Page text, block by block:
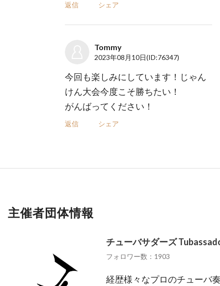
返信 シェア
Tommy
2023年08月10日(ID:76347)
今回も楽しみにしています！じゃん
けん大会今度こそ勝ちたい！
がんばってください！
返信 シェア
主催者団体情報
チューバサダーズ
フォロワー数：1903
経歴様々なプロのチューバ